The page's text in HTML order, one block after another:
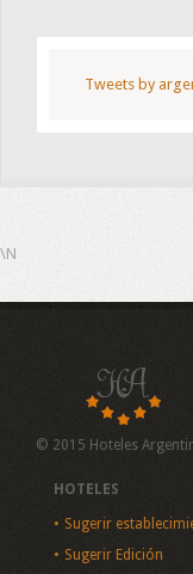
Tweets by
\N
© 2015 Hoteles
HOTELES
Sugerir
Sugerir Edición